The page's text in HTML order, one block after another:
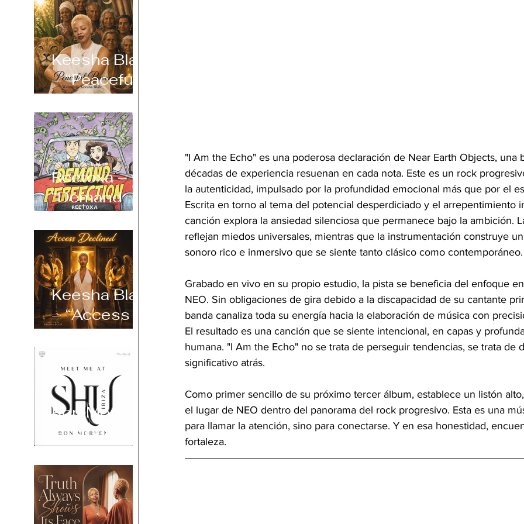
Keesha Blair
– “Peaceful
Power”
Reetoxa –
“Demand
Perfection”
Keesha Blair
– “Access
Declined”
Ron Morven
– “Meet Me
at Shu Ibiza”
"I Am the Echo" es una poderosa declaración de Near Earth Objects, una
décadas de experiencia resuenan en cada nota. Este es un rock
la autenticidad, impulsado por la profundidad emocional más que por el
Escrita en torno al tema del potencial desperdiciado y el arrepentimiento
canción explora la ansiedad silenciosa que permanece bajo la ambición.
reflejan miedos universales, mientras que la instrumentación construye
sonoro rico e inmersivo que se siente tanto clásico como contemporáneo.
Grabado en vivo en su propio estudio, la pista se beneficia del enfoque
NEO. Sin obligaciones de gira debido a la discapacidad de su cantante
banda canaliza toda su energía hacia la elaboración de música con
El resultado es una canción que se siente intencional, en capas y
humana. "I Am the Echo" no se trata de perseguir tendencias, se trata de
significativo atrás.
Como primer sencillo de su próximo tercer álbum, establece un listón
el lugar de NEO dentro del panorama del rock progresivo. Esta es una
para llamar la atención, sino para conectarse. Y en esa honestidad,
fortaleza.